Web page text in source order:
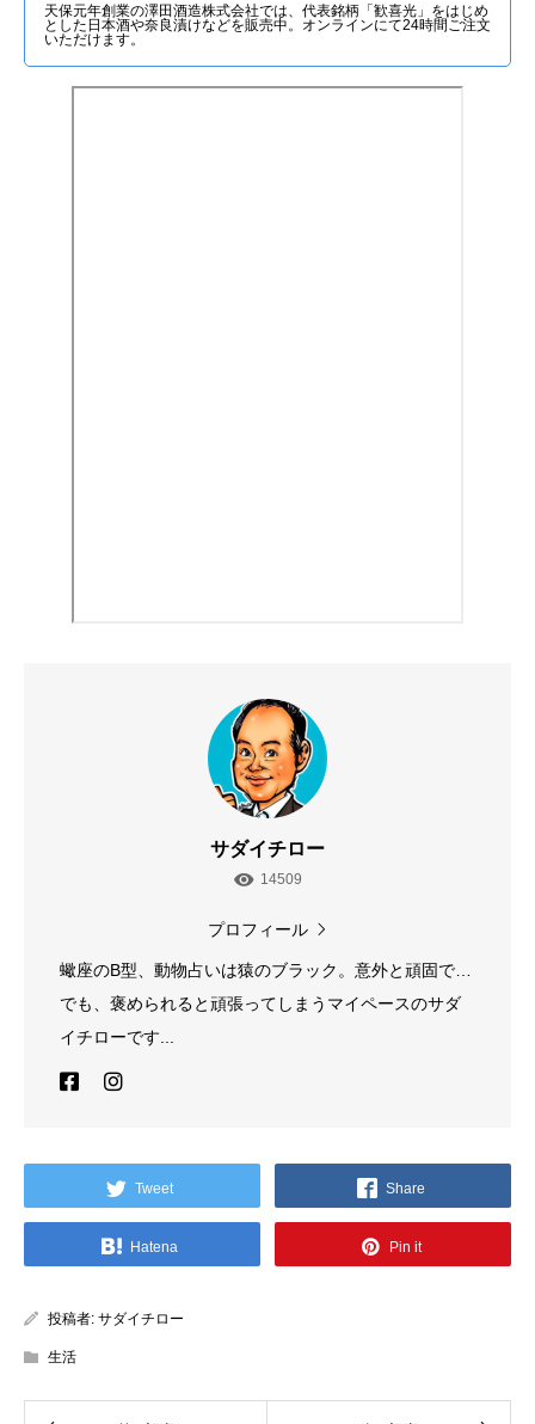
天保元年創業の澤田酒造株式会社では、代表銘柄「歓喜光」をはじめ
とした日本酒や奈良漬けなどを販売中。オンラインにて24時間ご注文
いただけます。
サダイチロー
14509
プロフィール
蠍座のB型、動物占いは猿のブラック。意外と頑固で…
でも、褒められると頑張ってしまうマイペースのサダ
イチローです...
Tweet Share
Hatena Pin it
投稿者: サダイチロー
生活